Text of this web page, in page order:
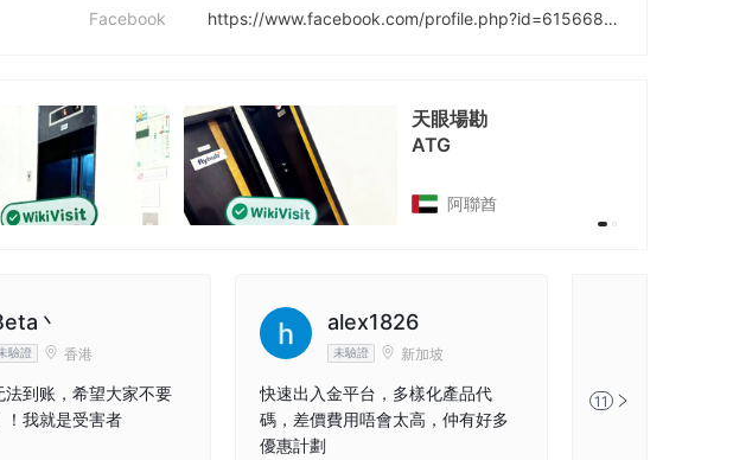
Facebook
https://www.facebook.com/profile.php?id=61566836057631
天眼場勘
ATG
阿聯酋
丶
驗證 香港
法到账，希望大家不要
！我就是受害者
alex1826
未驗證 新加坡
快速出入金平台，多樣化產品代
碼，差價費用唔會太高，仲有好多
優惠計劃
這是一家受監管
11